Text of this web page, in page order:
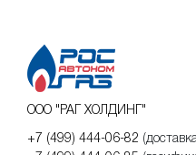
ООО "РАГ ХОЛДИНГ"
+7 (499) 444-06-82